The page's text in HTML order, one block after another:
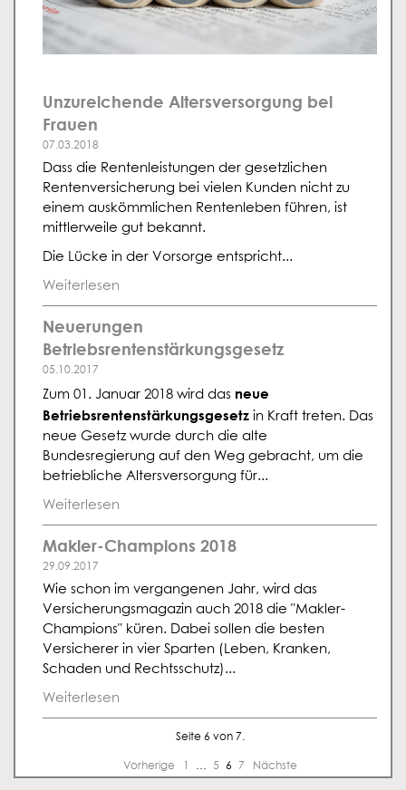
Unzureichende Altersversorgung bei
Frauen
07.03.2018
Dass die Rentenleistungen der gesetzlichen
Rentenversicherung bei vielen Kunden nicht zu
einem auskömmlichen Rentenleben führen, ist
mittlerweile gut bekannt.
Die Lücke in der Vorsorge entspricht...
Weiterlesen
Neuerungen
Betriebsrentenstärkungsgesetz
05.10.2017
Zum 01. Januar 2018 wird das neue
Betriebsrentenstärkungsgesetz in Kraft treten. Das
neue Gesetz wurde durch die alte
Bundesregierung auf den Weg gebracht, um die
betriebliche Altersversorgung für...
Weiterlesen
Makler-Champions 2018
29.09.2017
Wie schon im vergangenen Jahr, wird das
Versicherungsmagazin auch 2018 die "Makler-
Champions" küren. Dabei sollen die besten
Versicherer in vier Sparten (Leben, Kranken,
Schaden und Rechtsschutz)...
Weiterlesen
Seite 6 von 7.
Vorherige … 5 6 7 Nächste